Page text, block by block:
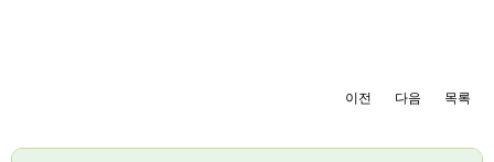
이전 다음 목록